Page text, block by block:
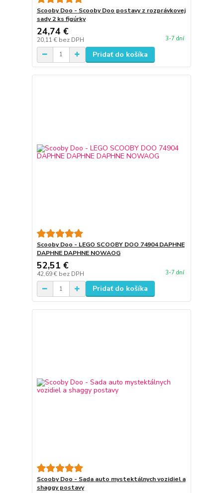
Scooby Doo - Scooby Doo postavy z rozprávkovej
sady 2 ks figúrky
24,74 €
20,11 € bez DPH 3-7 dní
Pridať do košíka
Scooby Doo - LEGO SCOOBY DOO 74904 DAPHNE
DAPHNE DAPHNE NOWAOG
52,51 €
42,69 € bez DPH 3-7 dní
Pridať do košíka
Scooby Doo - Sada auto mystektálnych vozidiel a
shaggy postavy